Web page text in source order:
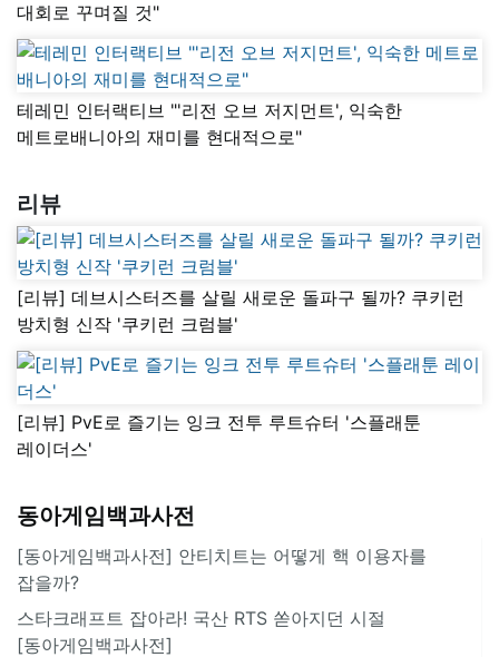
대회로 꾸며질 것"
테레민 인터랙티브 "'리전 오브 저지먼트', 익숙한
메트로배니아의 재미를 현대적으로"
리뷰
[리뷰] 데브시스터즈를 살릴 새로운 돌파구 될까? 쿠키런
방치형 신작 '쿠키런 크럼블'
[리뷰] PvE로 즐기는 잉크 전투 루트슈터 '스플래툰
레이더스'
동아게임백과사전
[동아게임백과사전] 안티치트는 어떻게 핵 이용자를
잡을까?
스타크래프트 잡아라! 국산 RTS 쏟아지던 시절
[동아게임백과사전]